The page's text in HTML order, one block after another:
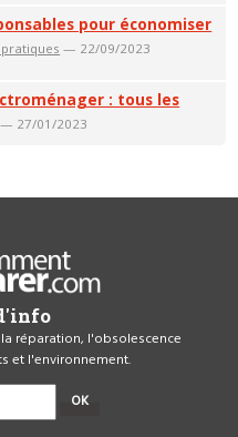
pour économiser
— 22/09/2023
: tous les
— 27/01/2023
réparation, l'obsolescence
et l'environnement.
OK